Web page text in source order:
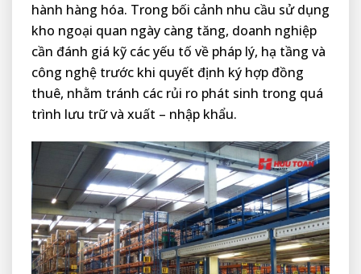
hành hàng hóa. Trong bối cảnh nhu cầu sử dụng
kho ngoại quan ngày càng tăng, doanh nghiệp
cần đánh giá kỹ các yếu tố về pháp lý, hạ tầng và
công nghệ trước khi quyết định ký hợp đồng
thuê, nhằm tránh các rủi ro phát sinh trong quá
trình lưu trữ và xuất – nhập khẩu.